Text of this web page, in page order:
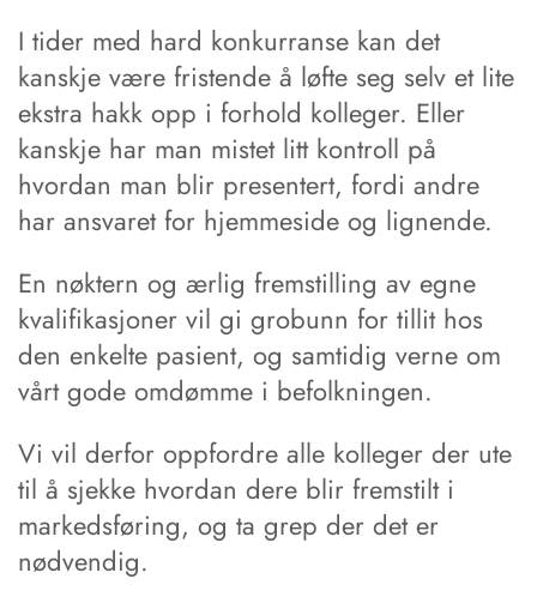
I tider med hard konkurranse kan det
kanskje være fristende å løfte seg selv et lite
ekstra hakk opp i forhold kolleger. Eller
kanskje har man mistet litt kontroll på
hvordan man blir presentert, fordi andre
har ansvaret for hjemmeside og lignende.
En nøktern og ærlig fremstilling av egne
kvalifikasjoner vil gi grobunn for tillit hos
den enkelte pasient, og samtidig verne om
vårt gode omdømme i befolkningen.
Vi vil derfor oppfordre alle kolleger der ute
til å sjekke hvordan dere blir fremstilt i
markedsføring, og ta grep der det er
nødvendig.